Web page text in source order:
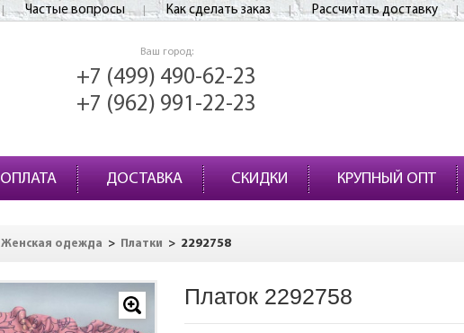
Частые вопросы Как сделать заказ Рассчитать доставку
Ваш город:
+7 (499) 490-62-23
+7 (962) 991-22-23
ОПЛАТА ДОСТАВКА СКИДКИ КРУПНЫЙ ОПТ
Женская одежда > Платки > 2292758
Платок 2292758